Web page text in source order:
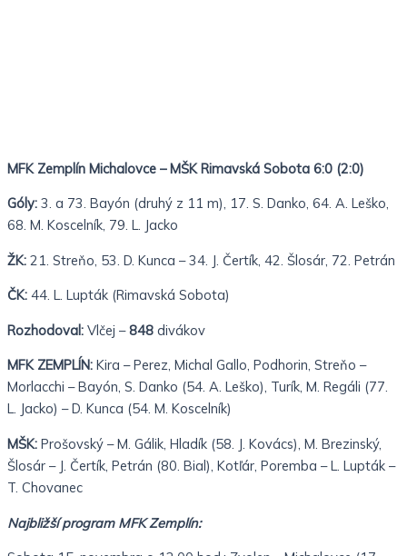
MFK Zemplín Michalovce – MŠK Rimavská Sobota 6:0 (2:0)
Góly: 3. a 73. Bayón (druhý z 11 m), 17. S. Danko, 64. A. Leško,
68. M. Koscelník, 79. L. Jacko
ŽK: 21. Streňo, 53. D. Kunca – 34. J. Čertík, 42. Šlosár, 72. Petrán
ČK: 44. L. Lupták (Rimavská Sobota)
Rozhodoval: Vlčej –848 divákov
MFK ZEMPLÍN: Kira – Perez, Michal Gallo, Podhorin, Streňo –
Morlacchi – Bayón, S. Danko (54. A. Leško), Turík, M. Regáli (77.
L. Jacko) – D. Kunca (54. M. Koscelník)
MŠK: Prošovský – M. Gálik, Hladík (58. J. Kovács), M. Brezinský,
Šlosár – J. Čertík, Petrán (80. Bial), Kotľár, Poremba – L. Lupták –
T. Chovanec
Najbližší program MFK Zemplín: